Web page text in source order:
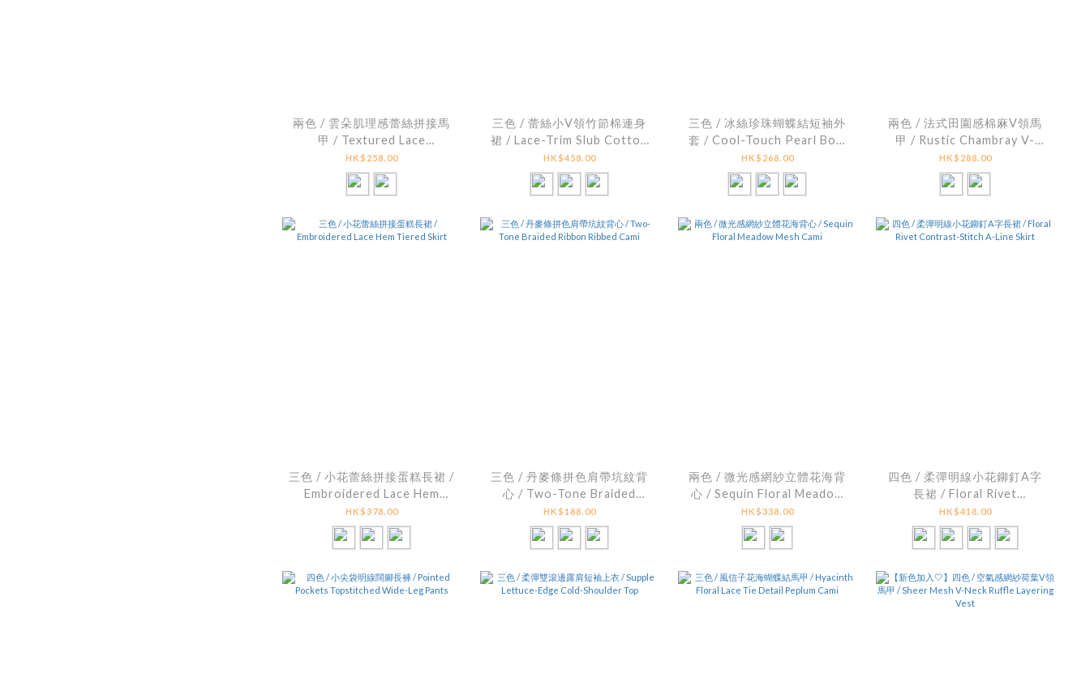
兩色 / 雲朵肌理感蕾絲拼接馬
甲 / Textured Lace
Patchwork Cami Top
HK$258.00
三色 / 蕾絲小V領竹節棉連身
裙 / Lace-Trim Slub Cotton
Cami Dress
HK$458.00
三色 / 冰絲珍珠蝴蝶結短袖外
套 / Cool-Touch Pearl Bow
Short Sleeve Cardigan
HK$268.00
兩色 / 法式田園感棉麻V領馬
甲 / Rustic Chambray V-
Neck Peplum Top
HK$288.00
三色 / 小花蕾絲拼接蛋糕長裙 /
Embroidered Lace Hem
Tiered Skirt
HK$378.00
三色 / 丹麥條拼色肩帶坑紋背
心 / Two-Tone Braided
Ribbon Ribbed Cami
HK$188.00
兩色 / 微光感網紗立體花海背
心 / Sequin Floral Meadow
Mesh Cami
HK$338.00
四色 / 柔彈明線小花鉚釘A字
長裙 / Floral Rivet
Contrast-Stitch A-Line
Skirt
HK$418.00